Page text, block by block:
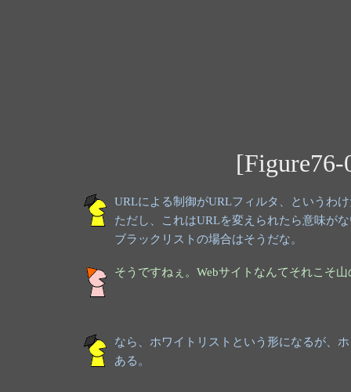
URLによる制御がURLフィルタ、というわ
ただし、これはURLを変えられたら意味が
ブラックリストの場合はそうだな。
そうですねぇ。Webサイトなんてそれこそ
なら、ホワイトリストという形になるが、
ある。